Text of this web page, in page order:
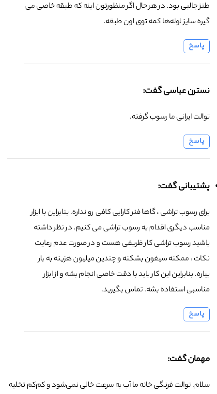
طنز جالبی بود. در هر حال اگر منظورتون اینه که طبقه خاصی می
گیره سایز لوله‌ها کمه توی اون طبقه.
پاسخ
نسترن عباسی گفت:
توالت ایرانی ما رسوب گرفته.
پاسخ
پشتیبانی گفت:
برای رسوب تراشی ، گاها فنر کارایی کافی رو نداره. بنابراین با ابزار
مناسب دیگری اقدام به رسوب تراشی می کنیم. در نظر داشته
باشید رسوب تراشی کار ظریفی هست و در صورت عدم رعایت
نکات ، ممکنه سیفون بشکنه و چندین میلیون هزینه به بار
بیاره. بنابراین این کار باید با دقت خاصی انجام بشه و از ابزار
مناسبی استفاده بشه. تماس بگیرید.
پاسخ
مهمان گفت:
سلام. توالت فرنگی خانه ما آب به سرعت خالی نمی‌شود و کم‌کم تخلیه